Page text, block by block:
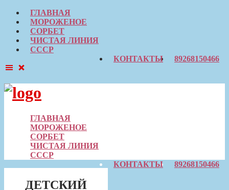
ГЛАВНАЯ
МОРОЖЕНОЕ
СОРБЕТ
ЧИСТАЯ ЛИНИЯ
СССР
89268150466
КОНТАКТЫ
Skip
content
ГЛАВНАЯ
МОРОЖЕНОЕ
СОРБЕТ
ЧИСТАЯ ЛИНИЯ
СССР
89268150466
КОНТАКТЫ
ДЕТСКИЙ